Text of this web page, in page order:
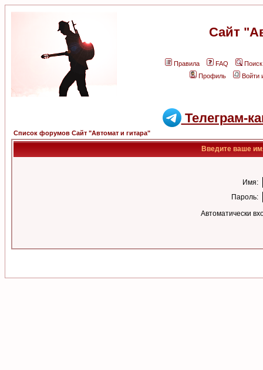
Сайт
Правила FAQ
Поиск
Профиль
Войти
Телеграм-
Список форумов Сайт "Автомат и гитара"
Введите ваше
Имя:
Пароль:
Автоматически